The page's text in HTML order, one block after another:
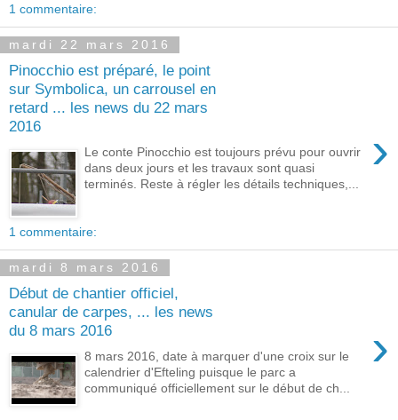
1 commentaire:
mardi 22 mars 2016
Pinocchio est préparé, le point
sur Symbolica, un carrousel en
retard ... les news du 22 mars
2016
›
Le conte Pinocchio est toujours prévu pour ouvrir
dans deux jours et les travaux sont quasi
terminés. Reste à régler les détails techniques,...
1 commentaire:
mardi 8 mars 2016
Début de chantier officiel,
canular de carpes, ... les news
du 8 mars 2016
›
8 mars 2016, date à marquer d'une croix sur le
calendrier d'Efteling puisque le parc a
communiqué officiellement sur le début de ch...